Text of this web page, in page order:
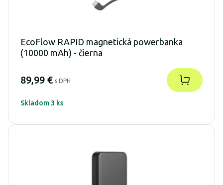
EcoFlow RAPID magnetická powerbanka
(10000 mAh) - čierna
89,99 € s DPH
Skladom 3 ks